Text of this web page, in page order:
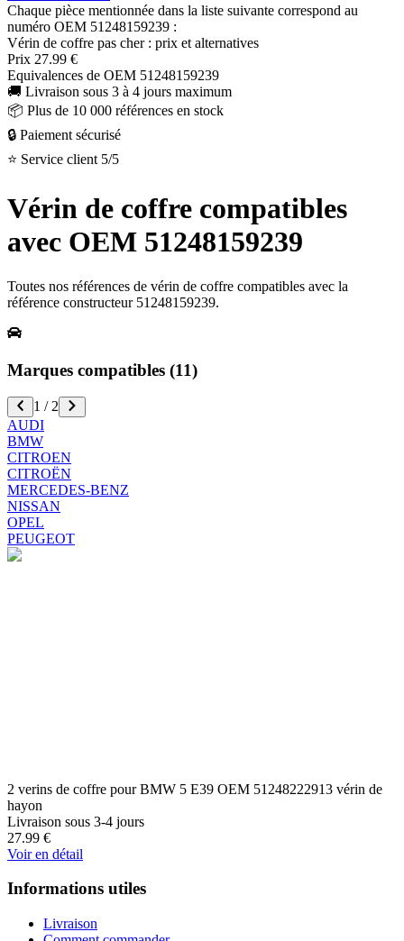
Chaque pièce mentionnée dans la liste suivante correspond au
numéro OEM 51248159239 :
Vérin de coffre pas cher : prix et alternatives
Prix 27.99 €
Equivalences de OEM 51248159239
🚚 Livraison sous 3 à 4 jours maximum
📦 Plus de 10 000 références en stock
🔒 Paiement sécurisé
⭐ Service client 5/5
Vérin de coffre compatibles
avec OEM 51248159239
Toutes nos références de vérin de coffre compatibles avec la
référence constructeur 51248159239.
Marques compatibles (11)
1 /2
AUDI
BMW
CITROEN
CITROËN
MERCEDES-BENZ
NISSAN
OPEL
PEUGEOT
2 verins de coffre pour BMW 5 E39 OEM 51248222913 vérin de
hayon
Livraison sous 3-4 jours
27.99 €
Voir en détail
Informations utiles
Livraison